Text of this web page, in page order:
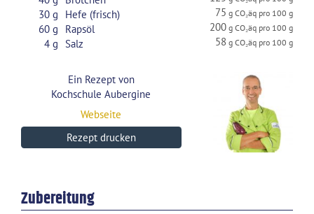
30 g Hefe (frisch)
75
60 g Rapsöl
200
4 g Salz 58
Ein Rezept von
Kochschule Aubergine
Webseite
Rezept drucken
Zubereitung